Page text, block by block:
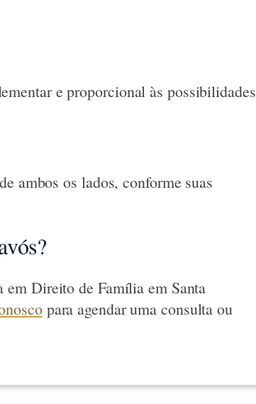
e proporcional às possibilidades
ambos os lados, conforme suas
em Direito de Família em Santa
para agendar uma consulta ou